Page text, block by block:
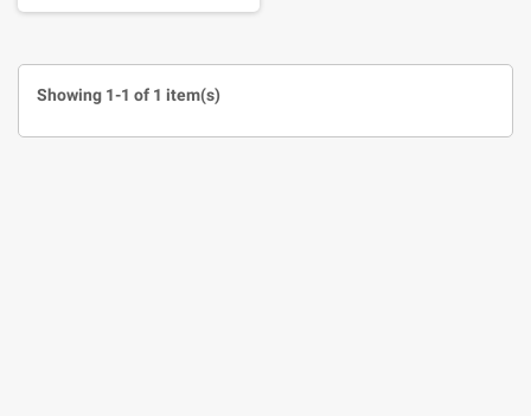
Showing 1-1 of 1 item(s)